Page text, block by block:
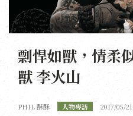
剽悍如獸，情柔
獸 李火山
PHIL 酥酥 人物專訪 2017/05/21